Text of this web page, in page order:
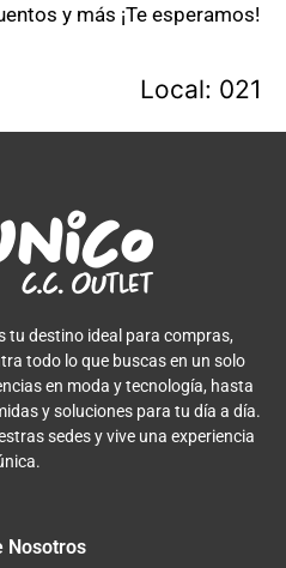
y más ¡Te esperamos!
Local: 021
tu destino ideal para compras,
todo lo que buscas en un solo
en moda y tecnología, hasta
y soluciones para tu día a día.
sedes y vive una experiencia
Nosotros